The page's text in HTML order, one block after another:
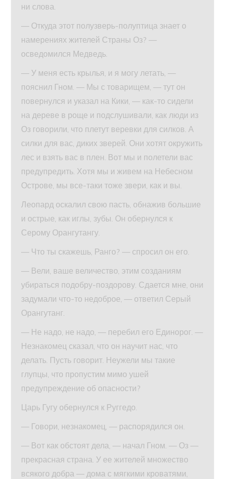
ни слова.
— Откуда этот полузверь-полуптица знает о
намерениях жителей Страны Оз? —
осведомился Медведь.
— У меня есть крылья, и я могу летать, —
пояснил Гном. — Мы с товарищем, — тут он
повернулся и указал на Кики, — как-то сидели
на дереве в роще и подслушивали, как люди из
Оз говорили, что плетут веревки для силков. А
силки для вас, диких зверей. Они хотят окружить
лес и взять вас в плен. Вот мы и полетели вас
предупредить. Хотя мы и живем на Небесном
Острове, мы все-таки тоже звери, как и вы.
Леопард оскалил свою пасть, обнажив большие
и острые, как иглы, зубы. Он обернулся к
Серому Орангутангу.
— Что ты скажешь, Ранго? — спросил он его.
— Вели, ваше величество, этим созданиям
убираться подобру-поздорову. Сдается мне, они
задумали что-то недоброе, — ответил Серый
Орангутанг.
— Не надо, не надо, — перебил его Единорог. —
Незнакомец сказал, что он научит нас, что
делать. Пусть говорит. Неужели мы такие
глупцы, что пропустим мимо ушей
предупреждение об опасности?
Царь Гугу обернулся к Руггедо.
— Говори, незнакомец, — распорядился он.
— Вот как обстоят дела, — начал Гном. — Оз —
прекрасная страна. У ее жителей множество
всякого добра — дома с мягкими кроватями,